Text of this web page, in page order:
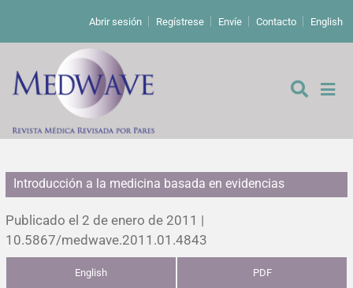
Abrir sesión Regístrese Envíe Contacto English
De los editores
Editoriales
Comentarios
Estudios originales
Introducción a la medicina basada en evidencias
Publicado el 2 de enero de 2011 |
10.5867/medwave.2011.01.4843
English PDF